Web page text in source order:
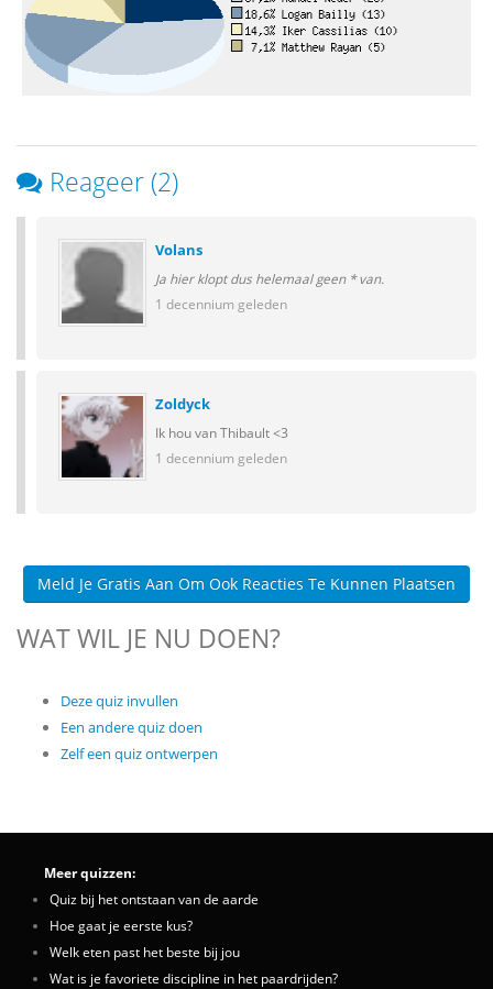
Reageer (2)
Volans
Ja hier klopt dus helemaal geen * van.
1 decennium geleden
Zoldyck
Ik hou van Thibault <3
1 decennium geleden
Meld Je Gratis Aan Om Ook Reacties Te Kunnen Plaatsen
WAT WIL JE NU DOEN?
Deze quiz invullen
Een andere quiz doen
Zelf een quiz ontwerpen
Meer quizzen:
Quiz bij het ontstaan van de aarde
Hoe gaat je eerste kus?
Welk eten past het beste bij jou
Wat is je favoriete discipline in het paardrijden?